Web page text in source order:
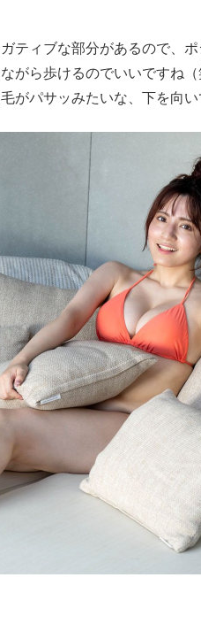
ティブな部分があるので、
がら歩けるのでいいですね
パサッみたいな、下を向い